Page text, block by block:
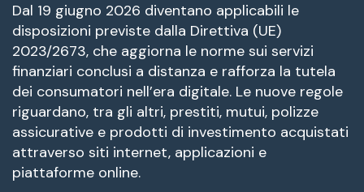
Dal 19 giugno 2026 diventano applicabili le
disposizioni previste dalla Direttiva (UE)
2023/2673, che aggiorna le norme sui servizi
finanziari conclusi a distanza e rafforza la tutela
dei consumatori nell’era digitale. Le nuove regole
riguardano, tra gli altri, prestiti, mutui, polizze
assicurative e prodotti di investimento acquistati
attraverso siti internet, applicazioni e
piattaforme online.